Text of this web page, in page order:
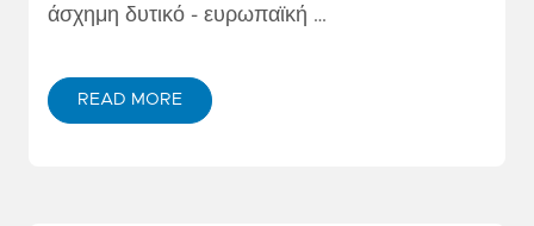
άσχημη δυτικό - ευρωπαϊκή …
READ MORE